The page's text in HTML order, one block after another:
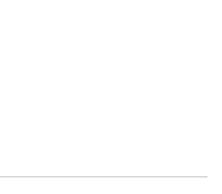
り対応可否をご確認